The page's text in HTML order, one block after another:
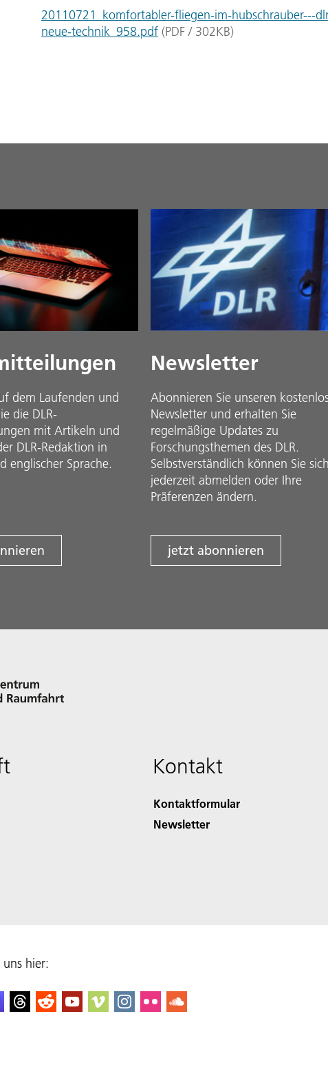
20110721_komfortabler-fliegen-im-hubschrauber---
neue-technik_958.pdf (PDF / 302KB)
dem Laufenden und
die DLR-
mit Artikeln und
DLR-Redaktion in
englischer Sprache.
Newsletter
Abonnieren Sie unseren
Newsletter und erhalten Sie
regelmäßige Updates zu
Forschungsthemen des DLR.
Selbstverständlich können Sie sich
jederzeit abmelden oder Ihre
Präferenzen ändern.
jetzt abonnieren
Kontakt
Kontaktformular
Newsletter
uns hier: